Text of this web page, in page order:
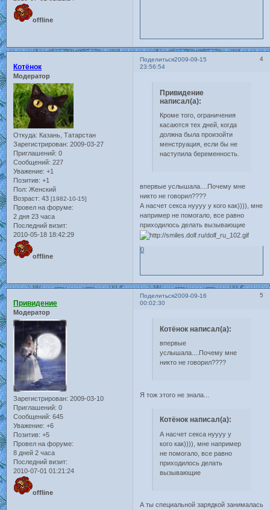
offline
Поделиться 4
2009-09-15
23:56:54
Котёнок
Модератор
Откуда: Казань, Татарстан
Зарегистрирован: 2009-03-27
Приглашений: 0
Сообщений: 227
Уважение: +1
Позитив: +1
Пол: Женский
Возраст: 43 [1982-10-15]
Провел на форуме:
2 дня 23 часа
Последний визит:
2010-05-18 18:42:29
offline
Привидение
написал(а):
Кроме того, ограничения
касаются тех дней, когда
должна была произойти
менструация, если бы не
наступила беременность.
впервые услышала....Почему мне
никто не говорил????
А насчет секса нуууу у кого как)))), мне
например не помогало, все равно
приходилось делать вызывающие
0
Поделиться 5
2009-09-16
00:02:30
Привидение
Модератор
Зарегистрирован: 2009-03-10
Приглашений: 0
Сообщений: 645
Уважение: +6
Позитив: +5
Провел на форуме:
8 дней 2 часа
Последний визит:
2010-07-01 01:21:24
offline
Котёнок написал(а):
впервые
услышала....Почему мне
никто не говорил????
Я тож этого не знала...
Котёнок написал(а):
А насчет секса нуууу у
кого как)))), мне например
не помогало, все равно
приходилось делать
вызывающие
А ты специальной зарядкой занималась